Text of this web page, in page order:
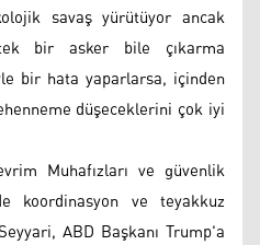
savaş yürütüyor ancak
bir asker bile çıkarma
bir hata yaparlarsa, içinden
düşeceklerini çok iyi
Muhafızları ve güvenlik
koordinasyon ve teyakkuz
ABD Başkanı Trump'a